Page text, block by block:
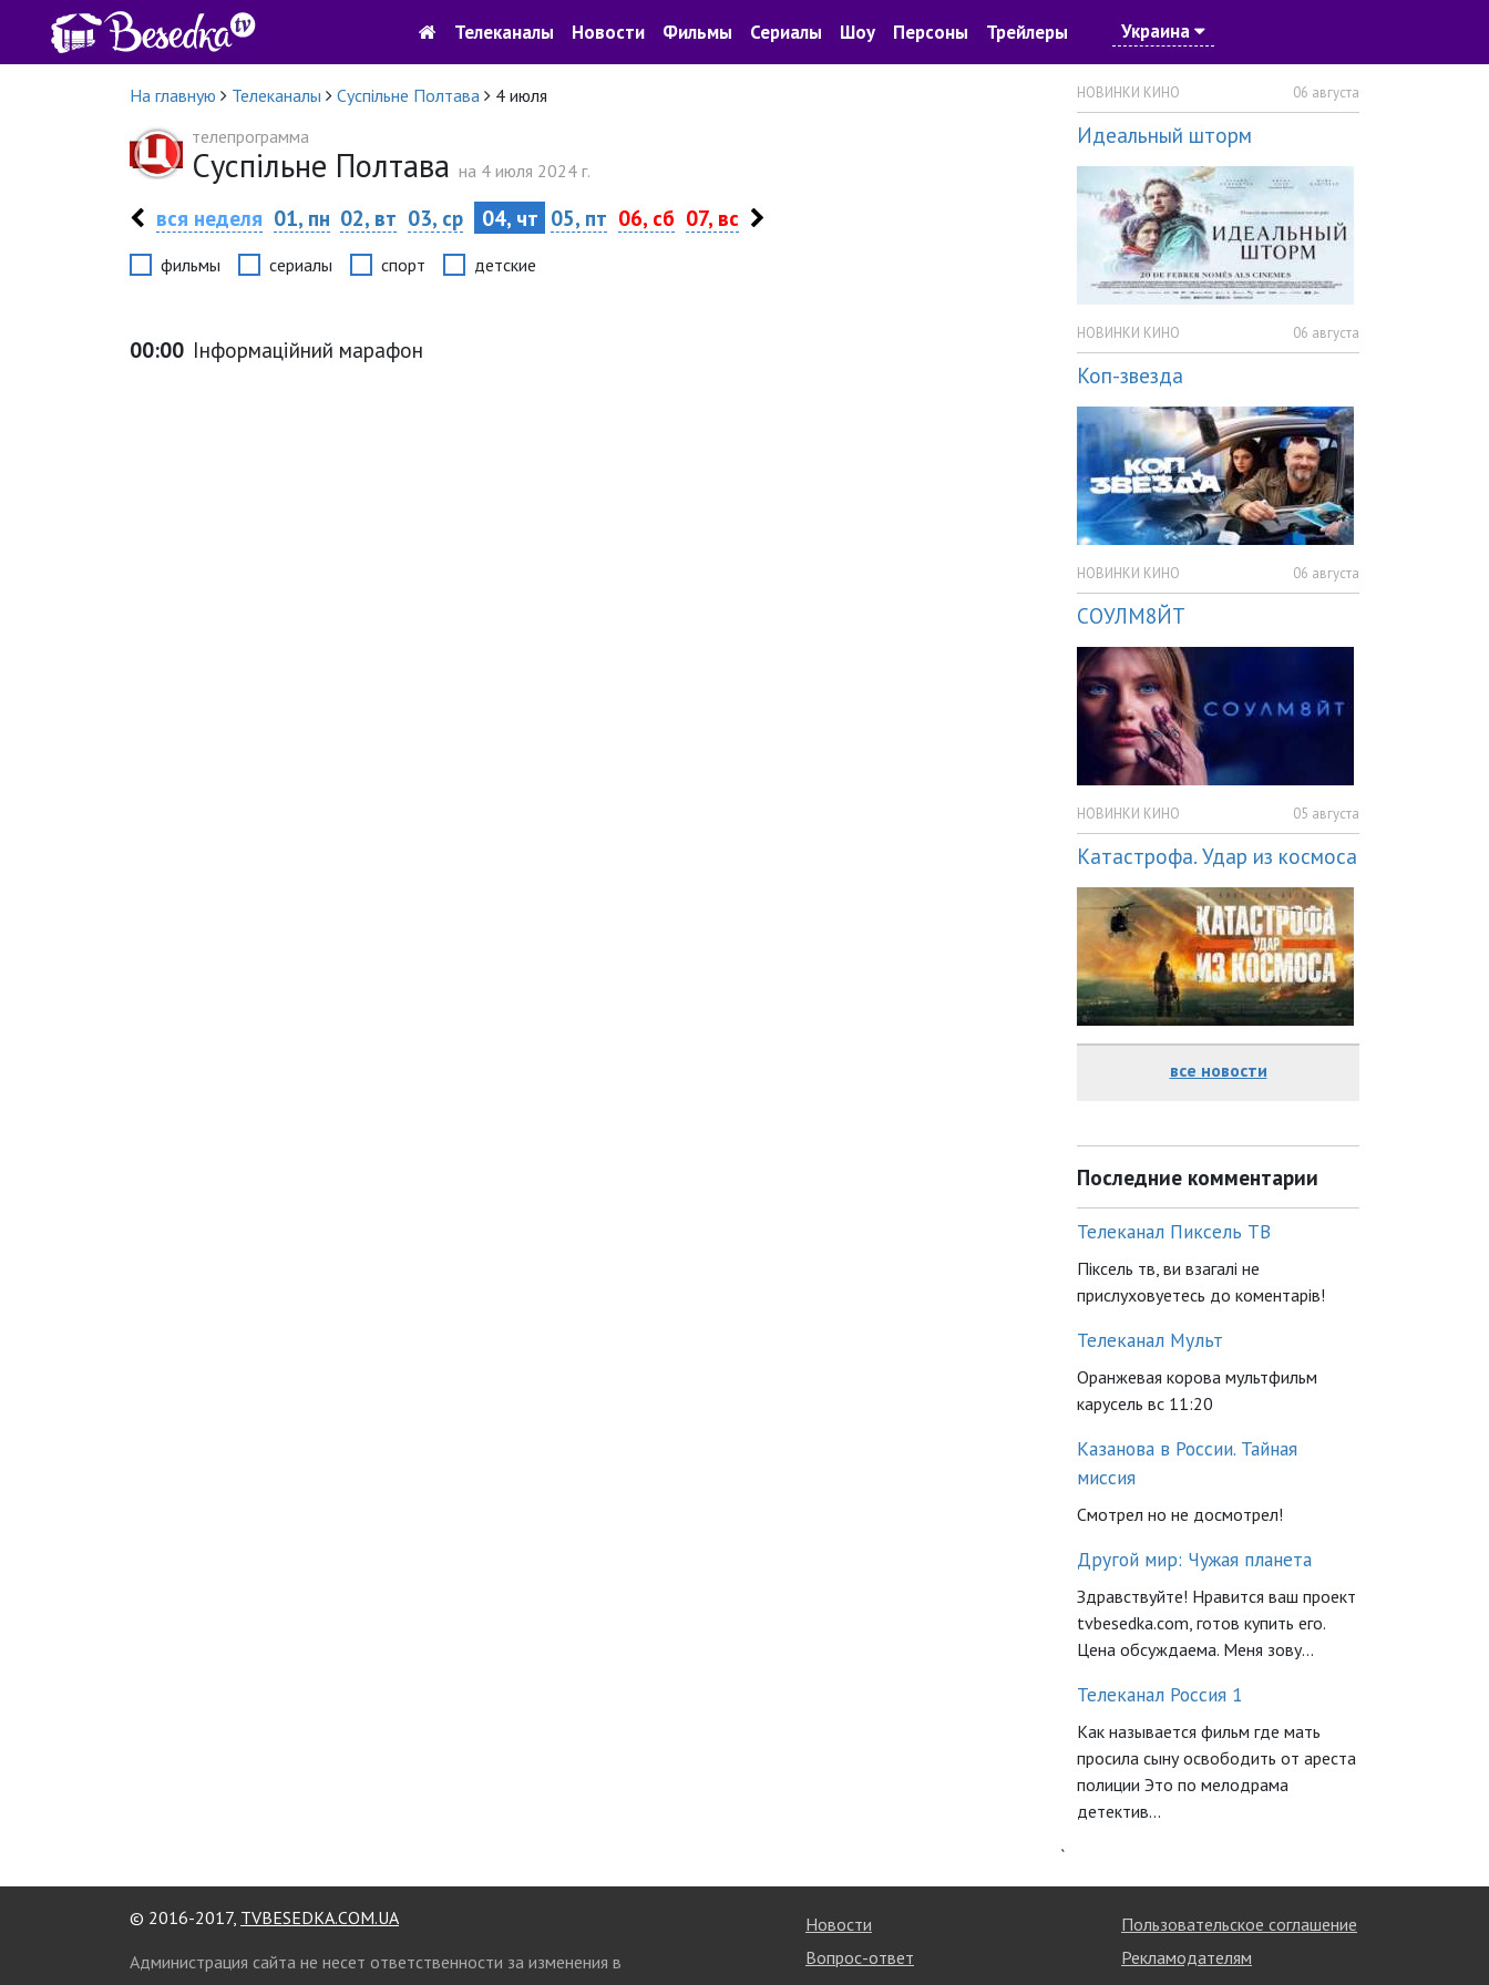
Телеканалы Новости Фильмы Сериалы Шоу Персоны Трейлеры Украина
На главную Телеканалы Суспільне Полтава
4 июля
телепрограмма
Суспільне Полтава на 4 июля 2024 г.
вся неделя 01, пн 02, вт 03, ср 04, чт 05, пт 06, сб 07, вс
фильмы сериалы спорт детские
00:00 Інформаційний марафон
НОВИНКИ КИНО 06 августа
Идеальный шторм
НОВИНКИ КИНО 06 августа
Коп-звезда
НОВИНКИ КИНО 06 августа
СОУЛМ8ЙТ
НОВИНКИ КИНО 05 августа
Катастрофа. Удар из космоса
все новости
Последние комментарии
Телеканал Пиксель ТВ
Піксель тв, ви взагалі не
прислуховуетесь до коментарів!
Телеканал Мульт
Оранжевая корова мультфильм
карусель вс 11:20
Казанова в России. Тайная
миссия
Смотрел но не досмотрел!
Другой мир: Чужая планета
Здравствуйте! Нравится ваш проект
tvbesedka.com, готов купить его.
Цена обсуждаема. Меня зову...
Телеканал Россия 1
Как называется фильм где мать
просила сыну освободить от ареста
полиции Это по мелодрама
детектив...
`
© 2016-2017, TVBESEDKA.COM.UA
Администрация сайта не несет ответственности за изменения в
Новости
Вопрос-ответ
Пользовательское соглашение
Рекламодателям